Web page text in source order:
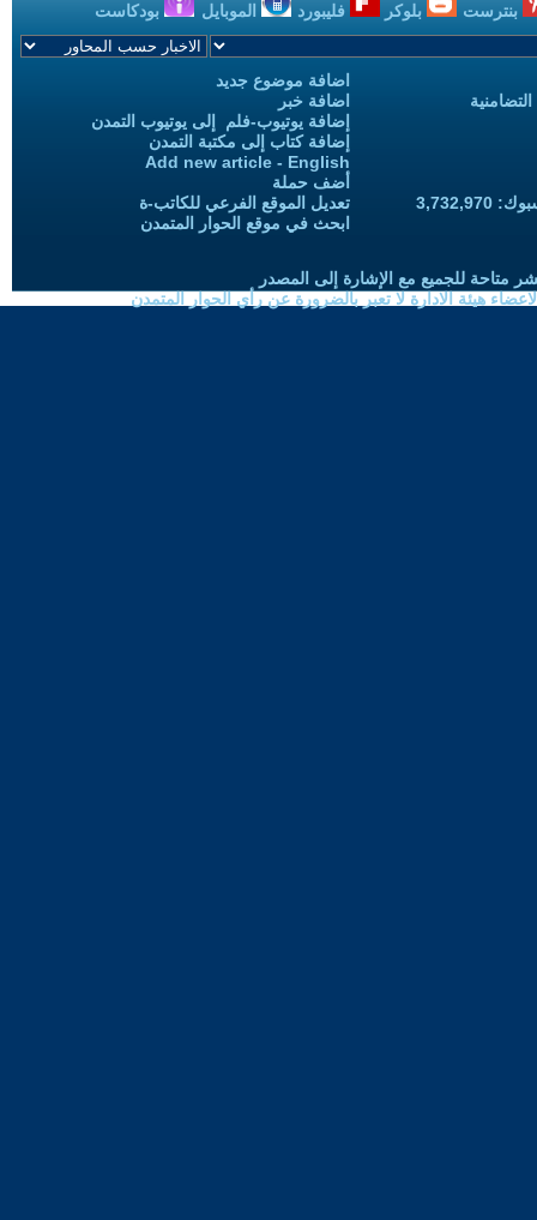
بنترست بلوكر فليبورد الموبايل بودكاست
اضافة موضوع جديد
اضافة خبر
إضافة يوتيوب-فلم إلى يوتيوب التمدن
إضافة كتاب إلى مكتبة التمدن
Add new article - English
أضف حملة
تعديل الموقع الفرعي للكاتب-ة
ابحث في موقع الحوار المتمدن
متاحة للجميع مع الإشارة إلى المصدر
هيئة الادارة لا تعبر بالضرورة عن رأي الحوار المتمدن